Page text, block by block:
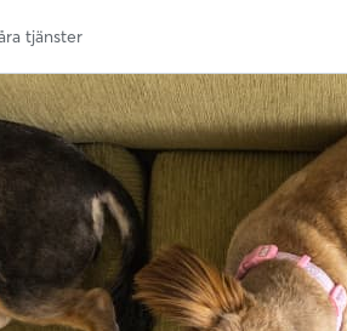
tjänster